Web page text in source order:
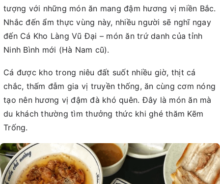
tượng với những món ăn mang đậm hương vị miền Bắc.
Nhắc đến ẩm thực vùng này, nhiều người sẽ nghĩ ngay
đến Cá Kho Làng Vũ Đại – món ăn trứ danh của tỉnh
Ninh Bình mới (Hà Nam cũ).
Cá được kho trong niêu đất suốt nhiều giờ, thịt cá
chắc, thấm đẫm gia vị truyền thống, ăn cùng cơm nóng
tạo nên hương vị đậm đà khó quên. Đây là món ăn mà
du khách thường tìm thưởng thức khi ghé thăm Kẽm
Trống.